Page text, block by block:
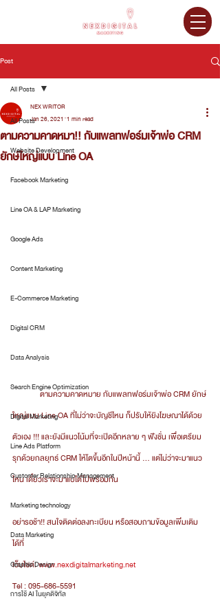
Post
All Posts
Website Development
Facebook Marketing
Line OA & LAP Marketing
Google Ads
Content Marketing
E-Commerce Marketing
Digital CRM
Data Analysis
Search Engine Optimization
Digital Marketing
Line Ads Platform
Customer Relationship Management
Marketing technology
Data Marketing
Graphic Design
การใช้ AI ในยุคดิจิทัล
All Posts
ตามความคาดหมา!! กับแพลทฟอร์มเจ้าพ่อ CRM
ยักษ์ใหญ่แบบ Line OA
NEX WRITOR
Jan 26, 2021 1 min read
	ตามความคาดหมาย กับแพลทฟอร์มเจ้าพ่อ CRM ยักษ์
ใหญ่แบบ Line OA ที่ไม่ว่าจะบัญชีไหน ก็ปรับให้ยิงโฆษณาได้ด้วย
ตัวเอง !!! และยังมีแนวโน้มที่จะเปิดอีกหลาย ๆ ฟังชั่น เพื่อเตรียม
รุกด้วยกลยุทธ์ CRM ให้โตขึ้นอีกในปีหน้านี้ ... แต่ไม่ว่าจะมาแนว
ไหน เดี๋ยวเราจะมาแบไต๋ไปพร้อมกัน
อย่ารอช้า!! สนใจติดต่อลงทะเบียน หรือสอบถามข้อมูลเพิ่มเติม
ได้ที่
เว็บไซต์: www.nexdigitalmarketing.net
Tel : 095-686-5591